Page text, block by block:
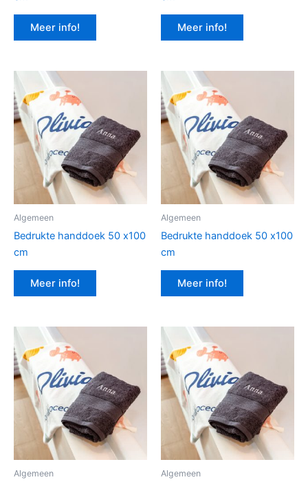
Meer info! Meer info!
Algemeen
Bedrukte handdoek 50 x100
cm
Meer info!
Algemeen
Bedrukte handdoek 50 x100
cm
Meer info!
Algemeen Algemeen